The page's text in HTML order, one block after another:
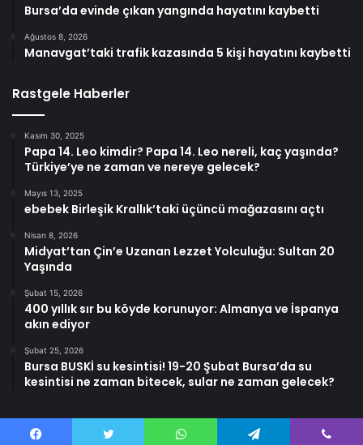
Bursa’da evinde çıkan yangında hayatını kaybetti
Ağustos 8, 2026
Manavgat’taki trafik kazasında 5 kişi hayatını kaybetti
Rastgele Haberler
Kasım 30, 2025
Papa 14. Leo kimdir? Papa 14. Leo nereli, kaç yaşında?
Türkiye’ye ne zaman ve nereye gelecek?
Mayıs 13, 2025
ebebek Birleşik Krallık’taki üçüncü mağazasını açtı
Nisan 8, 2026
Midyat’tan Çin’e Uzanan Lezzet Yolculuğu: Sultan 20
Yaşında
Şubat 15, 2026
400 yıllık sır bu köyde korunuyor: Almanya ve İspanya
akın ediyor
Şubat 25, 2026
Bursa BUSKİ su kesintisi! 19-20 Şubat Bursa’da su
kesintisi ne zaman bitecek, sular ne zaman gelecek?